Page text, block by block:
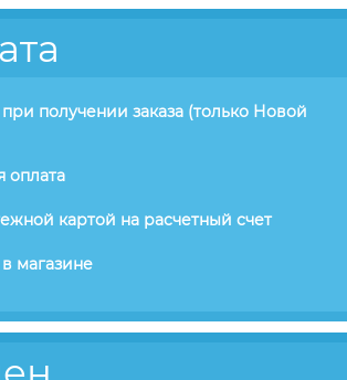
получении заказа (только Новой
оплата
картой на расчетный счет
магазине